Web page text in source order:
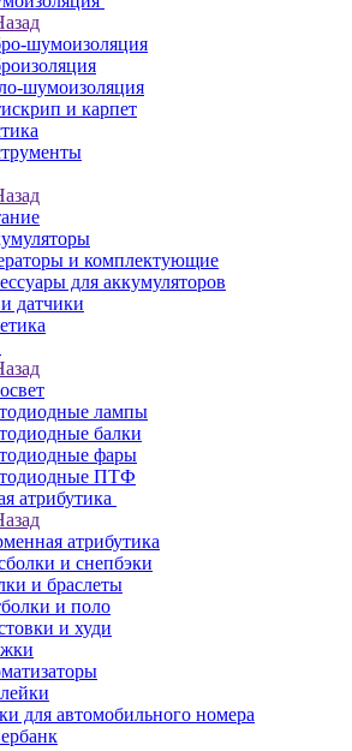
шумоизоляция
шумоизоляция
и карпет
и комплектующие
для аккумуляторов
датчики
лампы
балки
фары
ПТФ
атрибутика
атрибутика
и снепбэки
и браслеты
и поло
и худи
для автомобильного номера